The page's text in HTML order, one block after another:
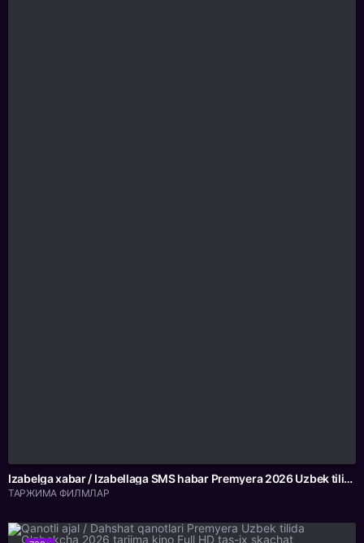
Izabelga xabar / Izabellaga SMS habar Premyera 2026 Uzbek tilida O'zbekcha tarjima kino Full HD tas-ix skachat
ТАРЖИМА ФИЛМЛАР